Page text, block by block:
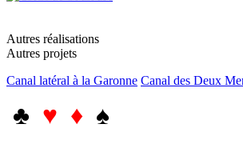
Autres réalisations
Autres projets
Canal latéral à la Garonne Canal des Deux
♣ ♥ ♦ ♠